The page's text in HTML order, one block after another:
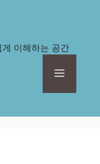
게 이해하는 공간
메